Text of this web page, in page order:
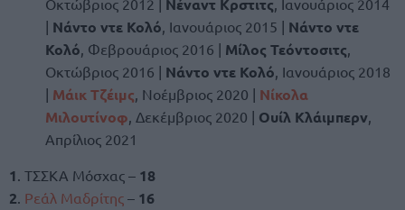
Οκτώβριος 2012 | Νέναντ Κρστιτς, Ιανουάριος 2014
| Νάντο ντε Κολό, Ιανουάριος 2015 | Νάντο ντε
Κολό, Φεβρουάριος 2016 | Μίλος Τεόντοσιτς,
Οκτώβριος 2016 | Νάντο ντε Κολό, Ιανουάριος 2018
| Μάικ Τζέιμς, Νοέμβριος 2020 | Νίκολα
Μιλουτίνοφ, Δεκέμβριος 2020 | Ουίλ Κλάιμπερν,
Απρίλιος 2021
1. ΤΣΣΚΑ Μόσχας – 18
2. Ρεάλ Μαδρίτης – 16